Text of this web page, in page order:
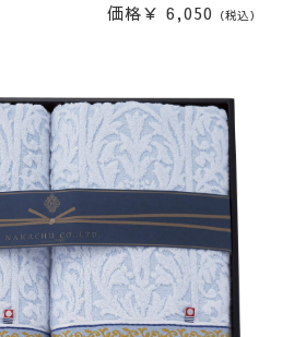
価格￥ 6,050 （税込）